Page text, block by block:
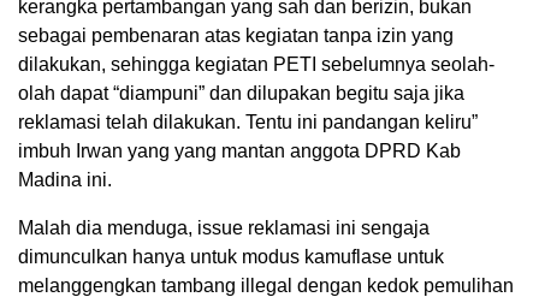
kerangka pertambangan yang sah dan berizin, bukan
sebagai pembenaran atas kegiatan tanpa izin yang
dilakukan, sehingga kegiatan PETI sebelumnya seolah-
olah dapat “diampuni” dan dilupakan begitu saja jika
reklamasi telah dilakukan. Tentu ini pandangan keliru”
imbuh Irwan yang yang mantan anggota DPRD Kab
Madina ini.
Malah dia menduga, issue reklamasi ini sengaja
dimunculkan hanya untuk modus kamuflase untuk
melanggengkan tambang illegal dengan kedok pemulihan